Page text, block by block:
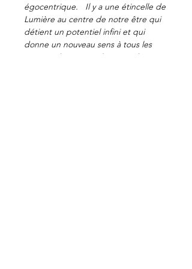
égocentrique.   Il y a une étincelle de
Lumière au centre de notre être qui
détient un potentiel infini et qui
donne un nouveau sens à tous les
aspects du système humain, du